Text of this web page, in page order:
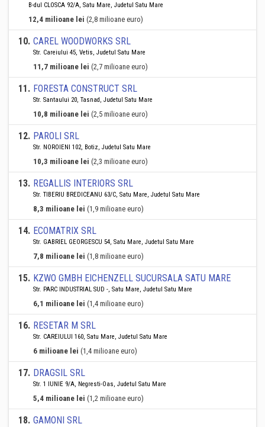
B-dul CLOSCA 92/A, Satu Mare, Judetul Satu Mare
12,4 milioane lei (2,8 milioane euro)
10. CAREL WOODWORKS SRL
Str. Careiului 45, Vetis, Judetul Satu Mare
11,7 milioane lei (2,7 milioane euro)
11. FORESTA CONSTRUCT SRL
Str. Santaului 20, Tasnad, Judetul Satu Mare
10,8 milioane lei (2,5 milioane euro)
12. PAROLI SRL
Str. NOROIENI 102, Botiz, Judetul Satu Mare
10,3 milioane lei (2,3 milioane euro)
13. REGALLIS INTERIORS SRL
Str. TIBERIU BREDICEANU 63/C, Satu Mare, Judetul Satu Mare
8,3 milioane lei (1,9 milioane euro)
14. ECOMATRIX SRL
Str. GABRIEL GEORGESCU 54, Satu Mare, Judetul Satu Mare
7,8 milioane lei (1,8 milioane euro)
15. KZWO GMBH EICHENZELL SUCURSALA SATU MARE
Str. PARC INDUSTRIAL SUD -, Satu Mare, Judetul Satu Mare
6,1 milioane lei (1,4 milioane euro)
16. RESETAR M SRL
Str. CAREIULUI 160, Satu Mare, Judetul Satu Mare
6 milioane lei (1,4 milioane euro)
17. DRAGSIL SRL
Str. 1 IUNIE 9/A, Negresti-Oas, Judetul Satu Mare
5,4 milioane lei (1,2 milioane euro)
18. GAMONI SRL